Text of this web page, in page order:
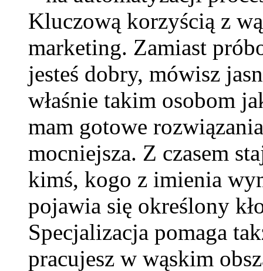
Kluczową korzyścią z
marketing. Zamiast
jesteś dobry, mówisz
właśnie takim osobom
mam gotowe
mocniejsza. Z czasem
kimś, kogo z imienia
pojawia się określony
Specjalizacja pomaga
pracujesz w wąskim